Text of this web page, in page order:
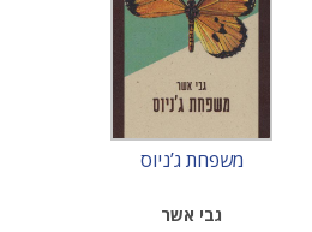
משפחת ג’ניוס
גבי אשר